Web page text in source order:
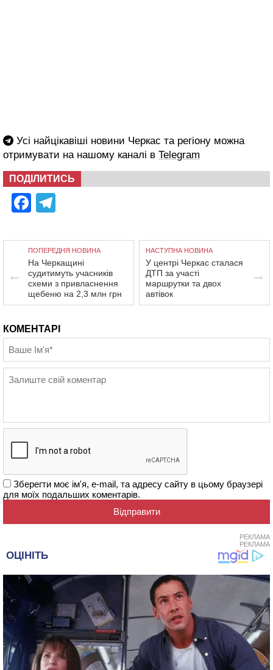
Усі найцікавіші новини Черкас та регіону можна
отримувати на нашому каналі в Telegram
ПОДІЛИТИСЬ
Facebook
ПОПЕРЕДНЯ НОВИНА
На Черкащині
судитимуть учасників
схеми з привласнення
щебеню на 2,3 млн грн
НАСТУПНА НОВИНА
У центрі Черкас сталася
ДТП за участі
маршрутки та двох
автівок
КОМЕНТАРІ
Зберегти моє ім'я, e-mail, та адресу сайту в цьому браузері
для моїх подальших коментарів.
РЕКЛАМА
РЕКЛАМА